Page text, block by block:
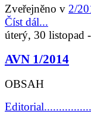
Zveřejněno v 2/
Číst dál...
úterý, 30 listopad
AVN 1/2014
OBSAH